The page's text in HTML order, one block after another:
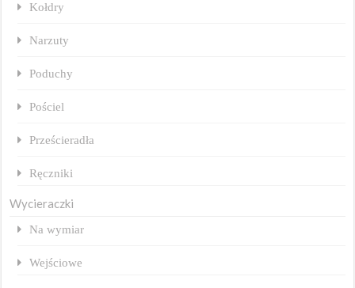
Kołdry
Narzuty
Poduchy
Pościel
Prześcieradła
Ręczniki
Wycieraczki
Na wymiar
Wejściowe